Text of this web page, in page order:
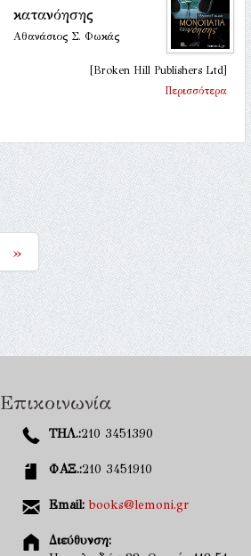
κατανόησης
Αθανάσιος Σ. Φωκάς
[Broken Hill Publishers Ltd]
Περισσότερα
»
Επικοινωνία
ΤΗΛ.:210 3451390
ΦΑΞ.:210 3451910
Email: books@lemoni.gr
Διεύθυνση: